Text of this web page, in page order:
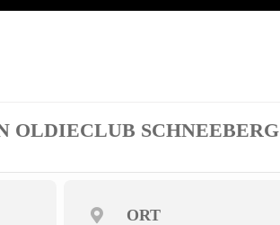
OLDIECLUB SCHNEEBERG
ORT